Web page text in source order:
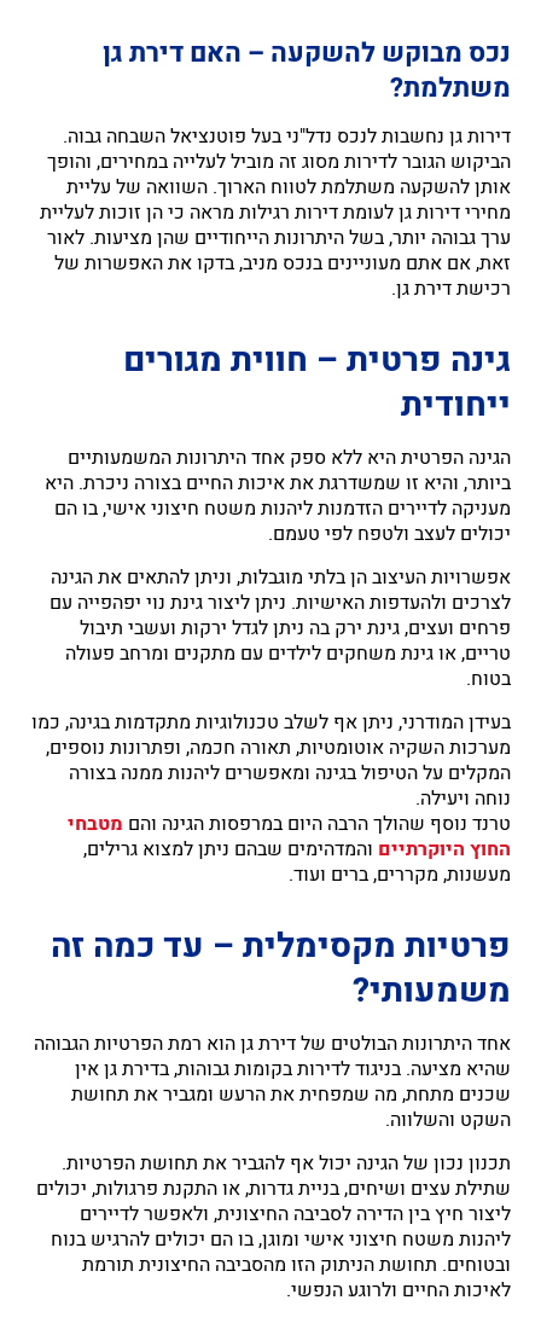
נכס מבוקש להשקעה – האם דירת גן
משתלמת?
דירות גן נחשבות לנכס נדל"ני בעל פוטנציאל השבחה גבוה.
הביקוש הגובר לדירות מסוג זה מוביל לעלייה במחירים, והופך
אותן להשקעה משתלמת לטווח הארוך. השוואה של עליית
מחירי דירות גן לעומת דירות רגילות מראה כי הן זוכות לעליית
ערך גבוהה יותר, בשל היתרונות הייחודיים שהן מציעות. לאור
זאת, אם אתם מעוניינים בנכס מניב, בדקו את האפשרות של
רכישתדירת גן.
גינה פרטית – חווית מגורים
ייחודית
הגינה הפרטית היא ללא ספק אחד היתרונות המשמעותיים
ביותר, והיא זו שמשדרגת את איכות החיים בצורה ניכרת. היא
מעניקה לדיירים הזדמנות ליהנות משטח חיצוני אישי, בו הם
יכולים לעצב ולטפח לפי טעמם.
אפשרויות העיצוב הן בלתי מוגבלות, וניתן להתאים את הגינה
לצרכים ולהעדפות האישיות. ניתן ליצור גינת נוי יפהפייה עם
פרחים ועצים, גינת ירק בה ניתן לגדל ירקות ועשבי תיבול
טריים, או גינת משחקים לילדים עם מתקנים ומרחב פעולה
בטוח.
בעידן המודרני, ניתן אף לשלב טכנולוגיות מתקדמות בגינה, כמו
מערכות השקיה אוטומטיות, תאורה חכמה, ופתרונות נוספים,
המקלים על הטיפול בגינה ומאפשרים ליהנות ממנה בצורה
נוחה ויעילה.
טרנד נוסף שהולך הרבה היום במרפסות הגינה והם מטבחי
החוץ היוקרתיים והמדהימים שבהם ניתן למצוא גרילים,
מעשנות, מקררים, ברים ועוד.
פרטיות מקסימלית – עד כמה זה
משמעותי?
אחד היתרונות הבולטים של דירת גן הוא רמת הפרטיות הגבוהה
שהיא מציעה. בניגוד לדירות בקומות גבוהות, בדירת גן אין
שכנים מתחת, מה שמפחית את הרעש ומגביר את תחושת
השקט והשלווה.
תכנון נכון של הגינה יכול אף להגביר את תחושת הפרטיות.
שתילת עצים ושיחים, בניית גדרות, או התקנת פרגולות, יכולים
ליצור חיץ בין הדירה לסביבה החיצונית, ולאפשר לדיירים
ליהנות משטח חיצוני אישי ומוגן, בו הם יכולים להרגיש בנוח
ובטוחים. תחושת הניתוק הזו מהסביבה החיצונית תורמת
לאיכות החיים ולרוגע הנפשי.